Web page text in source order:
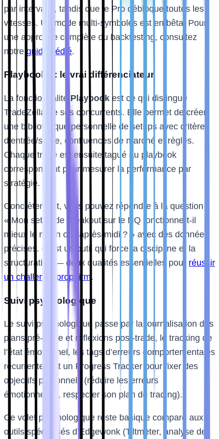
par intervalle, tandis que le Pro débloque toutes les
vitesses. Un mode multi-symboles est en bêta. Pour
une approche complète du backtesting, consultez
notre guide dédié.
Playbooks : le vrai différenciateur
La fonctionnalité Playbook est ce qui distingue
TradeZella de ses concurrents. Elle permet de créer
une bibliothèque personnelle de setups avec critères
d’entrée/sortie, confluences de marché et règles.
Chaque trade est ensuite tagué au playbook
correspondant pour mesurer la performance par
stratégie.
Concrètement, vous pouvez répondre à la question :
« Mon setup de breakout sur le NQ fonctionne-t-il
mieux le matin ou l’après-midi ? » avec des données
précises. C’est un outil qui force la discipline et la
structuration — deux qualités essentielles pour réussir
un challenge prop firm .
Suivi psychologique
Le suivi psychologique passe par la journalisation des
plans pré-trade et réflexions post-trade, le tracking de
l’état émotionnel, les tags d’erreurs comportementales
récurrentes, et un Progress Tracker pour fixer des
objectifs personnels (réduire les erreurs
émotionnelles, respecter son plan de trading).
Ce volet psychologique reste basique comparé aux
outils spécialisés d’Edgewonk (Tiltmeter, analyse de